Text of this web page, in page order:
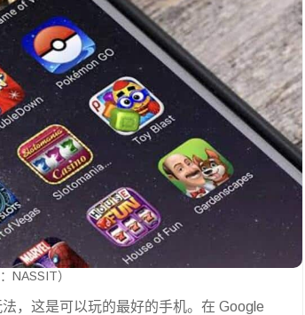
NASSIT）
，这是可以玩的最好的手机。在 Google